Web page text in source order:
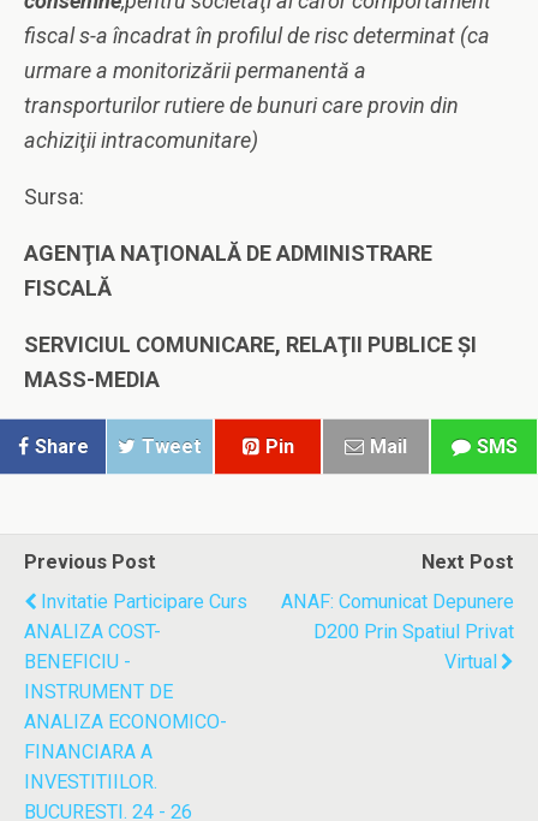
fiscal s-a încadrat în profilul de risc determinat (ca
urmare a monitorizării permanentă a
transporturilor rutiere de bunuri care provin din
achiziţii intracomunitare)
Sursa:
AGENŢIA NAŢIONALĂ DE ADMINISTRARE
FISCALĂ
SERVICIUL COMUNICARE, RELAŢII PUBLICE ŞI
MASS-MEDIA
Share Tweet Pin Mail SMS
Previous Post
Invitatie Participare Curs
ANALIZA COST-
BENEFICIU -
INSTRUMENT DE
ANALIZA ECONOMICO-
FINANCIARA A
INVESTITIILOR.
BUCURESTI. 24 - 26
Next Post
ANAF: Comunicat Depunere
D200 Prin Spatiul Privat
Virtual